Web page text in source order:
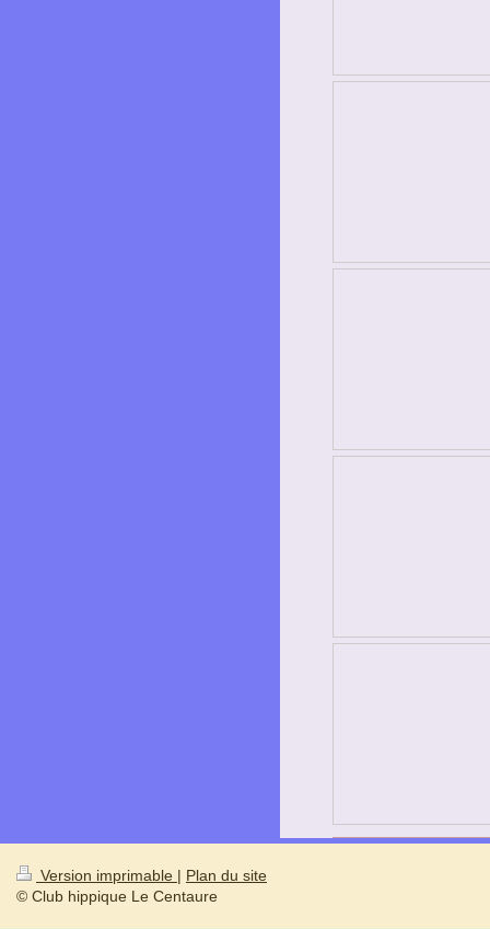
Version imprimable | Plan du site
© Club hippique Le Centaure